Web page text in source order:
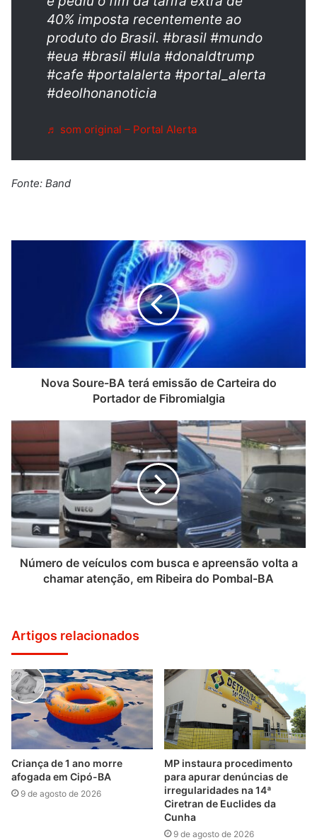
40% imposta recentemente ao
produto do Brasil. #brasil #mundo
#eua #brasil #lula #donaldtrump
#cafe #portalalerta #portal_alerta
#deolhonanoticia
♬ som original – Portal Alerta
Fonte: Band
Nova Soure-BA terá emissão de Carteira do
Portador de Fibromialgia
Número de veículos com busca e apreensão volta a
chamar atenção, em Ribeira do Pombal-BA
Artigos relacionados
Criança de 1 ano morre
afogada em Cipó-BA
9 de agosto de 2026
MP instaura procedimento
para apurar denúncias de
irregularidades na 14ª
Ciretran de Euclides da
Cunha
9 de agosto de 2026